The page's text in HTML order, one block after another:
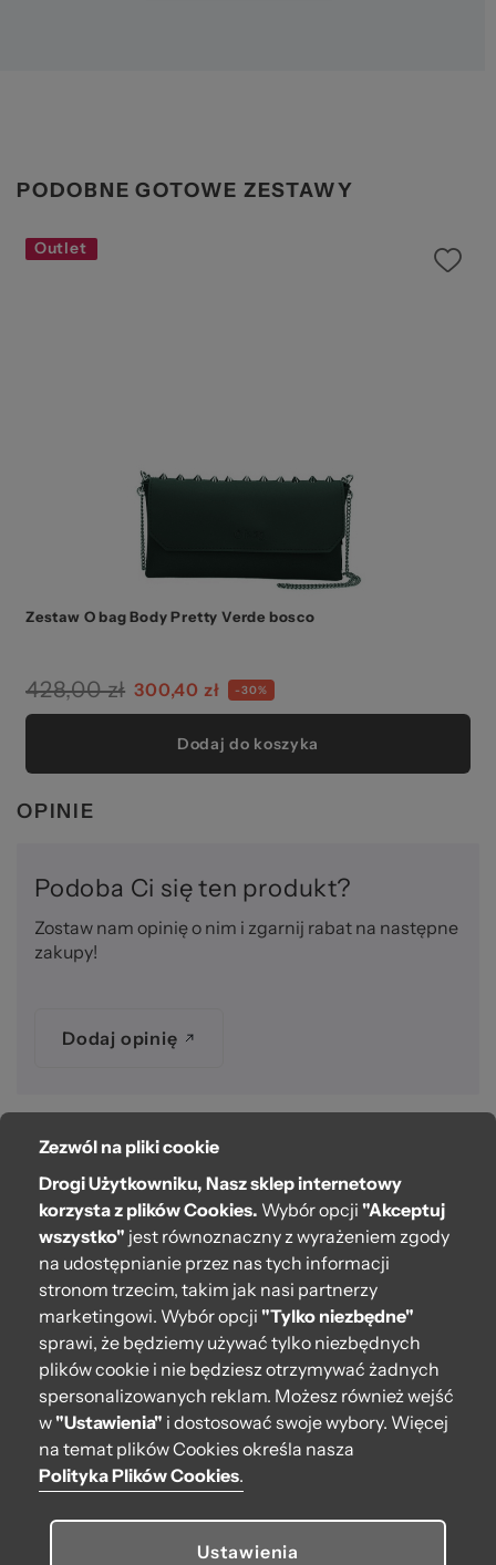
PODOBNE GOTOWE ZESTAWY
Outlet
Zestaw O bag Body Pretty Verde bosco
428,00 zł 300,40 zł -30%
Dodaj do koszyka
OPINIE
Podoba Ci się ten produkt?
Zostaw nam opinię o nim i zgarnij rabat na następne
zakupy!
Dodaj opinię
O bag
Pomoc
Moje O bag
Kontakt
222 571 414
bok@obagstore.pl
WhatsApp O bag Polska
Pon.-pt. w godz 08:00 - 16:00
Obserwuj nas
Zezwól na pliki cookie
Drogi Użytkowniku, Nasz sklep internetowy
korzysta z plików Cookies. Wybór opcji "Akceptuj
wszystko" jest równoznaczny z wyrażeniem zgody
na udostępnianie przez nas tych informacji
stronom trzecim, takim jak nasi partnerzy
marketingowi. Wybór opcji "Tylko niezbędne"
sprawi, że będziemy używać tylko niezbędnych
plików cookie i nie będziesz otrzymywać żadnych
spersonalizowanych reklam. Możesz również wejść
w"Ustawienia" i dostosować swoje wybory. Więcej
na temat plików Cookies określa nasza
Polityka Plików Cookies.
Ustawienia